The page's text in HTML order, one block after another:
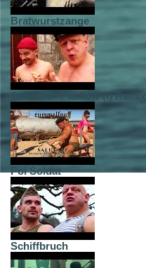
Bratwurstzange
Salutare - Pankow (I) Remix
Poi Soldat
Schiffbruch